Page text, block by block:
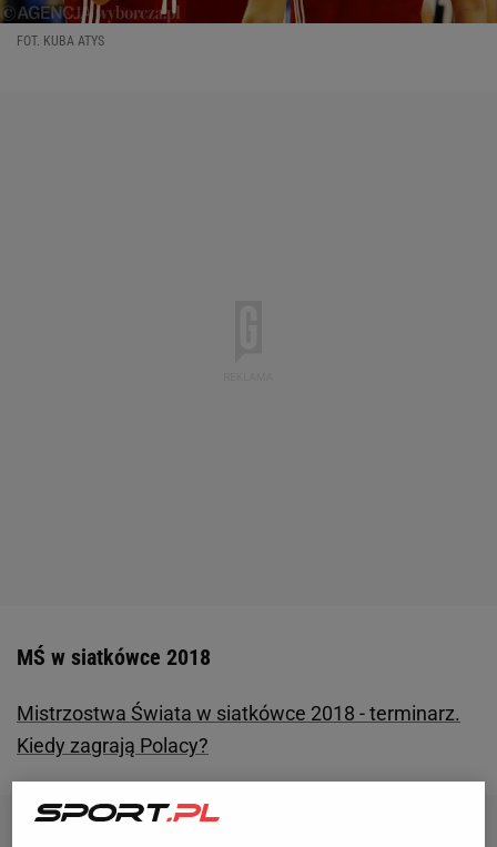
FOT. KUBA ATYS
MŚ w siatkówce 2018
Mistrzostwa Świata w siatkówce 2018 - terminarz.
Kiedy zagrają Polacy?